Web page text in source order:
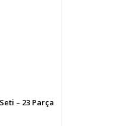
– 23 Parça